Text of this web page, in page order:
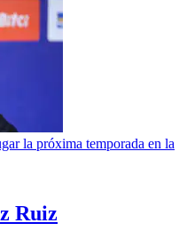
la próxima temporada en la
Ruiz